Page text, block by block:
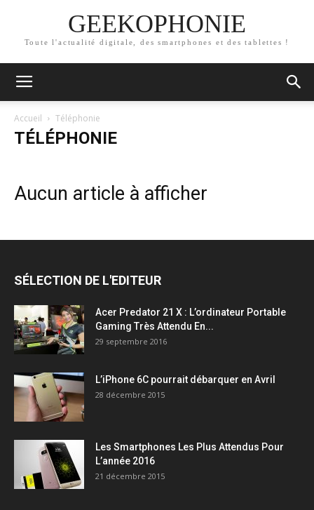
GEEKOPHONIE
Toute l'actualité digitale, des smartphones et des tablettes !
Accueil Téléphonie
TÉLÉPHONIE
Aucun article à afficher
SÉLECTION DE L'EDITEUR
Acer Predator 21 X : L’ordinateur Portable
Gaming Très Attendu En...
29 septembre 2016
L’iPhone 6C pourrait débarquer en Avril
28 décembre 2015
Les Smartphones Les Plus Attendus Pour
L’année 2016
21 décembre 2015